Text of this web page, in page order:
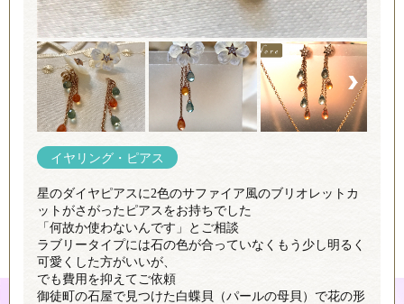
イヤリング・ピアス
星のダイヤピアスに2色のサファイア風のブリオレットカ
ットがさがったピアスをお持ちでした
「何故か使わないんです」とご相談
ラブリータイプには石の色が合っていなくもう少し明るく
可愛くした方がいいが、
でも費用を抑えてご依頼
御徒町の石屋で見つけた白蝶貝（パールの母貝）で花の形